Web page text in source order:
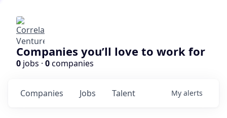
Companies you’ll love to work for
0 jobs · 0companies
Jobs
Companies Talent My alerts